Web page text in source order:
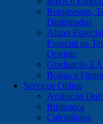
Reingressos,
Diplomados
Aluno
Especial na
Ouvinte
Graduação
Bolsas e
Serviços Online
Avaliação
Biblioteca
Calendários